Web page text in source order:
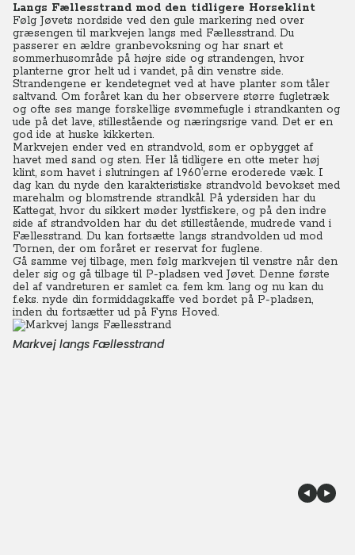
Langs Fællesstrand mod den tidligere Horseklint
Følg Jøvets nordside ved den gule markering ned over
græsengen til markvejen langs med Fællesstrand. Du
passerer en ældre granbevoksning og har snart et
sommerhusområde på højre side og strandengen, hvor
planterne gror helt ud i vandet, på din venstre side.
Strandengene er kendetegnet ved at have planter som tåler
saltvand. Om foråret kan du her observere større fugletræk
og ofte ses mange forskellige svømmefugle i strandkanten og
ude på det lave, stillestående og næringsrige vand. Det er en
god ide at huske kikkerten.
Markvejen ender ved en strandvold, som er opbygget af
havet med sand og sten. Her lå tidligere en otte meter høj
klint, som havet i slutningen af 1960’erne eroderede væk. I
dag kan du nyde den karakteristiske strandvold bevokset med
marehalm og blomstrende strandkål. På ydersiden har du
Kattegat, hvor du sikkert møder lystfiskere, og på den indre
side af strandvolden har du det stillestående, mudrede vand i
Fællesstrand. Du kan fortsætte langs strandvolden ud mod
Tornen, der om foråret er reservat for fuglene.
Gå samme vej tilbage, men følg markvejen til venstre når den
deler sig og gå tilbage til P-pladsen ved Jøvet. Denne første
del af vandreturen er samlet ca. fem km. lang og nu kan du
f.eks. nyde din formiddagskaffe ved bordet på P-pladsen,
inden du fortsætter ud på Fyns Hoved.
Markvej langs Fællesstrand